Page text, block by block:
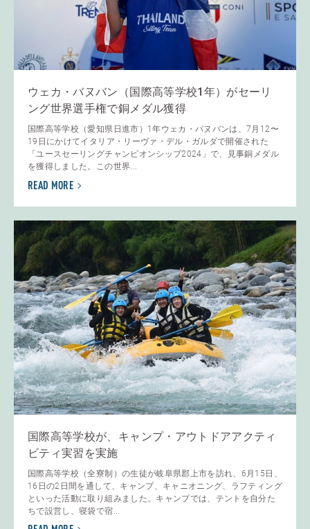
ウェカ・バヌバン（国際高等学校1年）がセーリ
ング世界選手権で銅メダル獲得
国際高等学校（愛知県日進市）1年ウェカ・バヌバンは、7月12〜
19日にかけてイタリア・リーヴァ・デル・ガルダで開催された
「ユースセーリングチャンピオンシップ2024」で、見事銅メダル
を獲得しました。この世界...
READ MORE
国際高等学校が、キャンプ・アウトドアアクティ
ビティ実習を実施
国際高等学校（全寮制）の生徒が岐阜県郡上市を訪れ、6月15日、
16日の2日間を通して、キャンプ、キャニオニング、ラフティング
といった活動に取り組みました。キャンプでは、テントを自分た
ちで設営し、寝袋で宿...